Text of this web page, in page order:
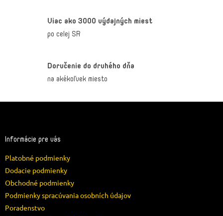
Viac ako 3000 výdajných miest
po celej SR
Doručenie do druhého dňa
na akékoľvek miesto
Z
Informácie pre vás
Platobné podmienky
Dodacie podmienky
Obchodné podmienky
Podmienky spracúvania osobních údajov
Poradenstvo